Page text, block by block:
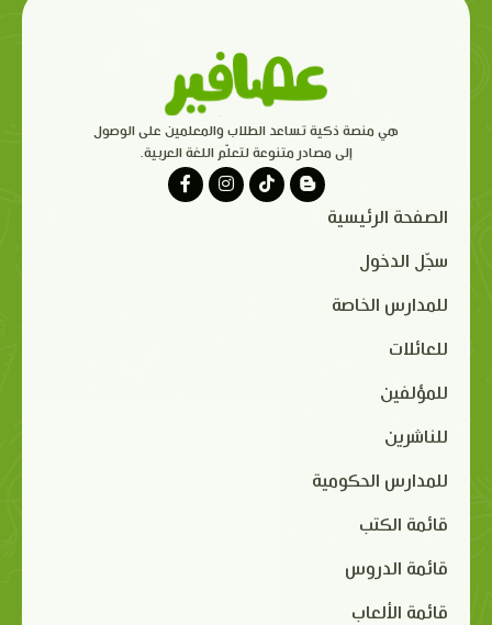
هي منصة ذكية تساعد الطلاب والمعلمين على الوصول
إلى مصادر متنوعة لتعلّم اللغة العربية.
الصفحة الرئيسية
سجّل الدخول
للمدارس الخاصة
للعائلات
للمؤلفين
للناشرين
للمدارس الحكومية
قائمة الكتب
قائمة الدروس
قائمة الألعاب